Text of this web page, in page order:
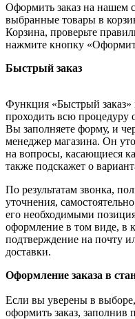
Оформить заказ на нашем
выбранные товары в
Корзина, проверьте
нажмите кнопку
Быстрый заказ
Функция «Быстрый заказ»
проходить всю процедуру
Вы заполняете форму, и
менеджер магазина. Он
на вопросы, касающиеся
также подскажет о
По результатам звонка,
уточнения,
его необходимыми
оформление в том виде, в
подтверждение на почту
доставки.
Оформление заказа в
Если вы уверены в
оформить заказ, заполнив